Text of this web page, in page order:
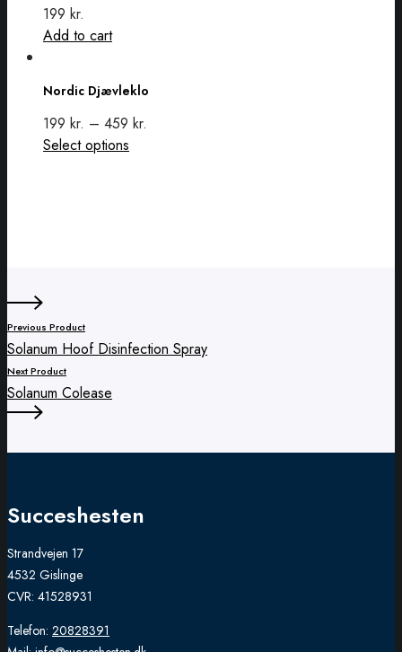
page
199 kr.
Add to cart
Nordic Djævleklo
199 kr. – 459 kr.
Select options
chosen
on
Previous Product
Solanum Hoof Disinfection Spray
Next Product
Solanum Colease
Succeshesten
Strandvejen 17
4532 Gislinge
CVR: 41528931
Telefon: 20828391